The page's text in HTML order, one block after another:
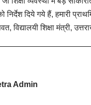
दिये गये हैं, हमारी
विद्यालयी शिक्षा मंत्री,
Admin